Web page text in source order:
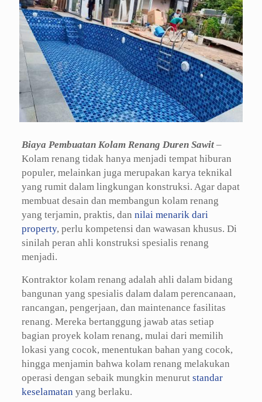
Biaya Pembuatan Kolam Renang Duren Sawit–
Kolam renang tidak hanya menjadi tempat hiburan
populer, melainkan juga merupakan karya teknikal
yang rumit dalam lingkungan konstruksi. Agar dapat
membuat desain dan membangun kolam renang
yang terjamin, praktis, dan nilai menarik dari
property, perlu kompetensi dan wawasan khusus. Di
sinilah peran ahli konstruksi spesialis renang
menjadi.
Kontraktor kolam renang adalah ahli dalam bidang
bangunan yang spesialis dalam dalam perencanaan,
rancangan, pengerjaan, dan maintenance fasilitas
renang. Mereka bertanggung jawab atas setiap
bagian proyek kolam renang, mulai dari memilih
lokasi yang cocok, menentukan bahan yang cocok,
hingga menjamin bahwa kolam renang melakukan
operasi dengan sebaik mungkin menurut standar
keselamatan yang berlaku.